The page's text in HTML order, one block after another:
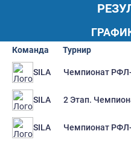
Команда Турнир
SILA Чемпионат
SILA 2 Этап.
SILA Чемпионат